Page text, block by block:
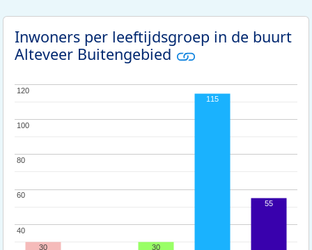
Inwoners per leeftijdsgroep in de buurt
Alteveer Buitengebied
40
40
60
60
80
80
100
100
120
120
30 30
115
55